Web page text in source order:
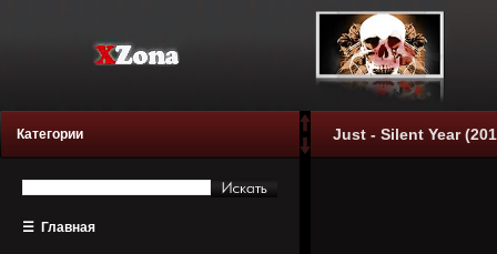
Категории
☰ Главная
Just - Silent Year